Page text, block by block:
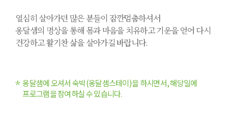
열심히 살아가던 많은 분들이 잠깐멈춤하셔서
옹달샘의 명상을 통해 몸과 마음을 치유하고 기운을 얻어 다시
건강하고 활기찬 삶을 살아가길 바랍니다.
* 옹달샘에 오셔서 숙박(옹달샘스테이)을 하시면서, 해당일에
프로그램을 참여하실 수 있습니다.